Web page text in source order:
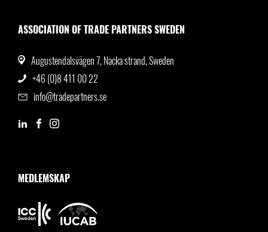
ASSOCIATION OF TRADE PARTNERS SWEDEN
Augustendalsvägen 7, Nacka strand, Sweden
+46 (0)8 411 00 22
info@tradepartners.se
MEDLEMSKAP